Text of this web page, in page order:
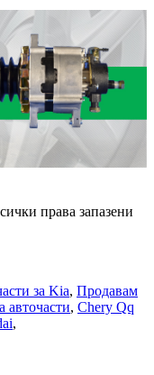
права запазени
за Kia, Продавам
авточасти, Chery Qq
,